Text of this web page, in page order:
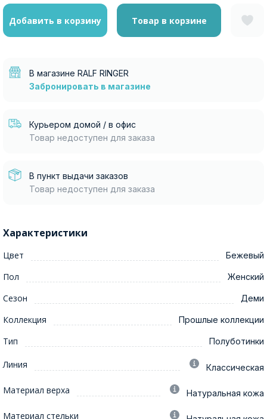
Добавить в корзину Товар в корзине
В магазине RALF RINGER
Забронировать в магазине
Курьером домой / в офис
Товар недоступен для заказа
В пункт выдачи заказов
Товар недоступен для заказа
Характеристики
Цвет Бежевый
Пол Женский
Сезон Деми
Коллекция Прошлые коллекции
Тип Полуботинки
Линия Классическая
Материал верха Натуральная кожа
Материал стельки